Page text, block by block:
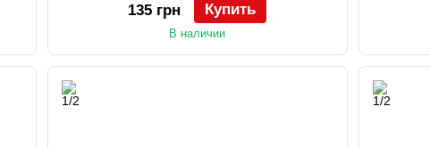
135 грн Купить
В наличии